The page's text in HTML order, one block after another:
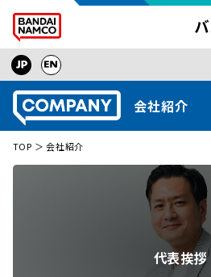
技術紹介
会社紹介
取材依頼
会社紹介
TOP 会社紹介
代表挨拶